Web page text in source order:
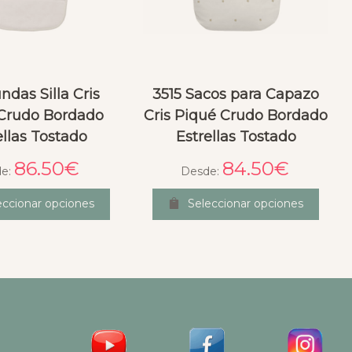
Silla Cris
Bordado
Tostado
86.50€
opciones
3515 Sacos para Capazo
Cris Piqué Crudo Bordado
Estrellas Tostado
Desde: 84.50€
Seleccionar opciones